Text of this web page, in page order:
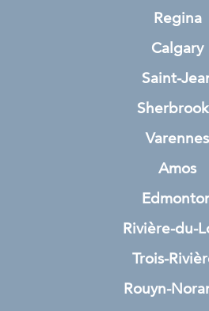
Regina
Calgary
Saint-
Varennes
Amos
Rivière-du-
Trois-
Rouyn-